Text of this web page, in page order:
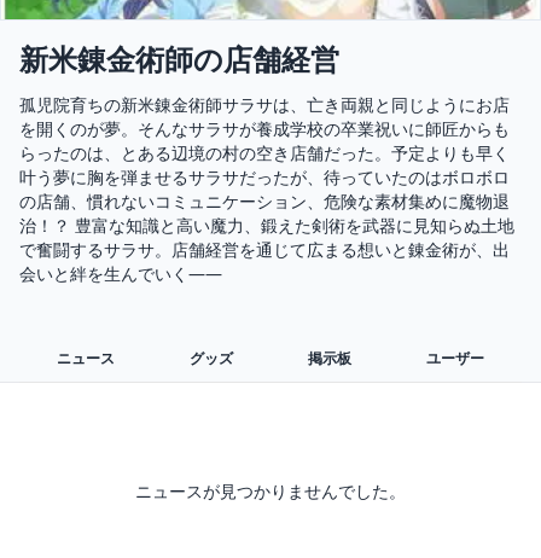
新米錬金術師の店舗経営
孤児院育ちの新米錬金術師サラサは、亡き両親と同じようにお店
を開くのが夢。そんなサラサが養成学校の卒業祝いに師匠からも
らったのは、とある辺境の村の空き店舗だった。予定よりも早く
叶う夢に胸を弾ませるサラサだったが、待っていたのはボロボロ
の店舗、慣れないコミュニケーション、危険な素材集めに魔物退
治！？ 豊富な知識と高い魔力、鍛えた剣術を武器に見知らぬ土地
で奮闘するサラサ。店舗経営を通じて広まる想いと錬金術が、出
会いと絆を生んでいく――
ニュース グッズ 掲示板 ユーザー
ニュースが見つかりませんでした。